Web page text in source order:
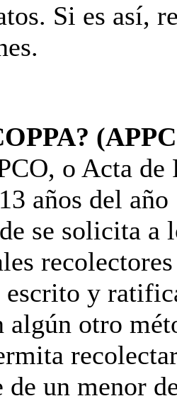
Si es así,
o Acta
años del
se solicita a
escrito y
algún otro
un menor